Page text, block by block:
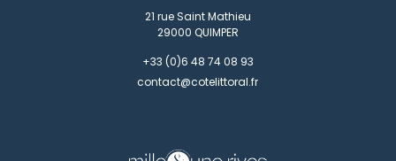
21 rue Saint Mathieu
29000 QUIMPER
+33 (0)6 48 74 08 93
contact@cotelittoral.fr